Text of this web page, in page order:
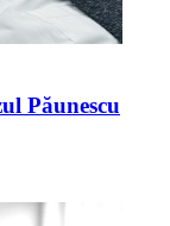
Păunescu